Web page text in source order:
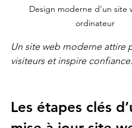
Design moderne d’un site
ordinateur
Un site web moderne attire
visiteurs et inspire confiance.
Les étapes clés